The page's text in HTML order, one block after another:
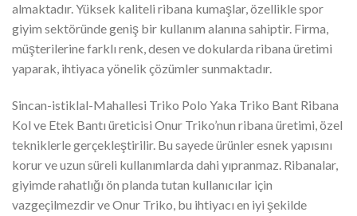
almaktadır. Yüksek kaliteli ribana kumaşlar, özellikle spor
giyim sektöründe geniş bir kullanım alanına sahiptir. Firma,
müşterilerine farklı renk, desen ve dokularda ribana üretimi
yaparak, ihtiyaca yönelik çözümler sunmaktadır.
Sincan-istiklal-Mahallesi Triko Polo Yaka Triko Bant Ribana
Kol ve Etek Bantı üreticisi Onur Triko’nun ribana üretimi, özel
tekniklerle gerçekleştirilir. Bu sayede ürünler esnek yapısını
korur ve uzun süreli kullanımlarda dahi yıpranmaz. Ribanalar,
giyimde rahatlığı ön planda tutan kullanıcılar için
vazgeçilmezdir ve Onur Triko, bu ihtiyacı en iyi şekilde